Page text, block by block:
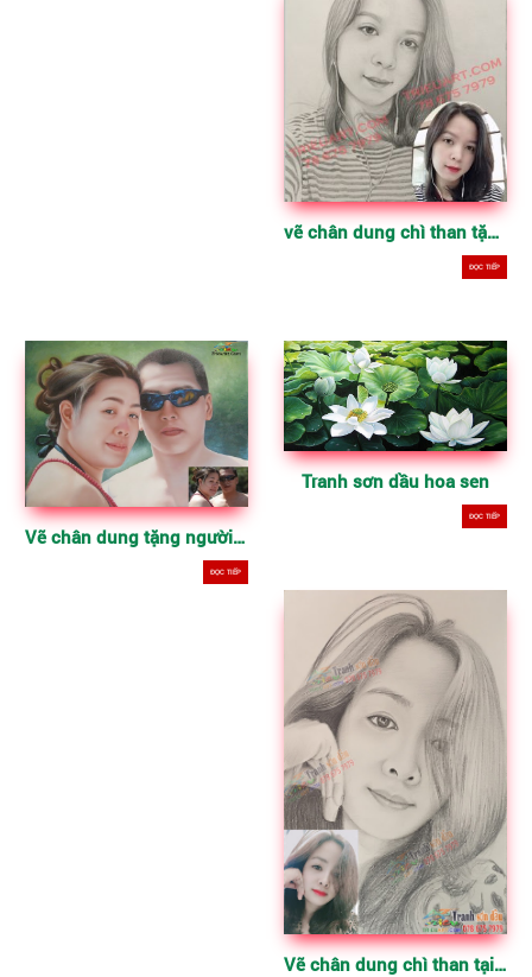
vẽ chân dung chì than tặng sinh nhật
ĐỌC TIẾP
Vẽ chân dung tặng người thân, tranh sơn dầu trên vải
ĐỌC TIẾP
Tranh sơn dầu hoa sen
ĐỌC TIẾP
Vẽ chân dung chì than tại TPHCM